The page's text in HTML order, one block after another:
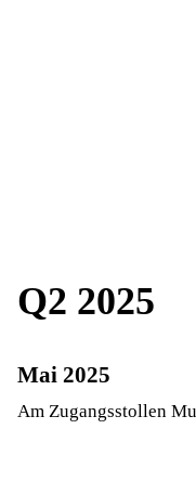
Q2 2025
Mai 2025
Am Zugangsstollen